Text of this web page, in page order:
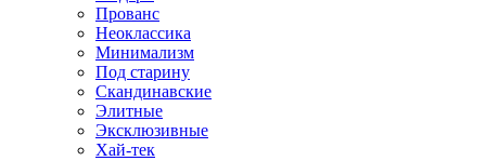
Прованс
Неоклассика
Минимализм
Под старину
Скандинавские
Элитные
Эксклюзивные
Хай-тек